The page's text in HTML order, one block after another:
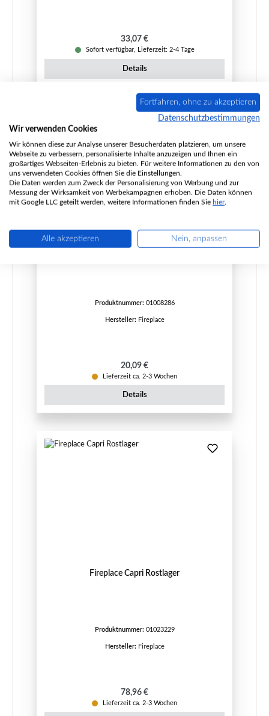
Regulärer Preis:
33,07 €
Sofort verfügbar, Lieferzeit: 2-4 Tage
Details
Fireplace Capri Bodenstein hinten
Produktnummer: 01008286
Hersteller: Fireplace
Regulärer Preis:
20,09 €
Lieferzeit ca. 2-3 Wochen
Details
Fireplace Capri Rostlager
Produktnummer: 01023229
Hersteller: Fireplace
Regulärer Preis:
78,96 €
Lieferzeit ca. 2-3 Wochen
Fortfahren, ohne zu akzeptieren
Datenschutzbestimmungen
Wir verwenden Cookies
Wir können diese zur Analyse unserer Besucherdaten platzieren, um unsere
Webseite zu verbessern, personalisierte Inhalte anzuzeigen und Ihnen ein
großartiges Webseiten-Erlebnis zu bieten. Für weitere Informationen zu den von
uns verwendeten Cookies öffnen Sie die Einstellungen.
Die Daten werden zum Zweck der Personalisierung von Werbung und zur
Messung der Wirksamkeit von Werbekampagnen erhoben. Die Daten können
mit Google LLC geteilt werden, weitere Informationen finden Sie hier.
Alle akzeptieren Nein, anpassen